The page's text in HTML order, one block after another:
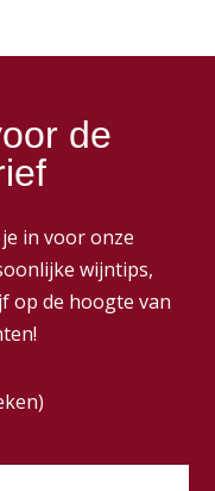
de
in voor onze
wijntips,
op de hoogte van